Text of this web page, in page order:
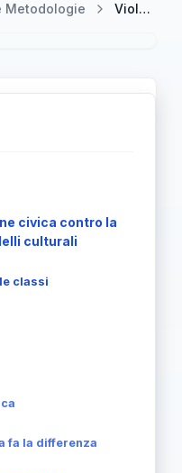
Metodologie Violenza di genere e modelli di mascolinità: Educazione Civica in diretta con Gino Cecchettin e Chiara Cacciani – 13 febbraio ore 11
civica contro la
culturali
classi
fa la differenza